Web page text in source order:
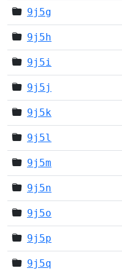
9j5g
9j5h
9j5i
9j5j
9j5k
9j5l
9j5m
9j5n
9j5o
9j5p
9j5q